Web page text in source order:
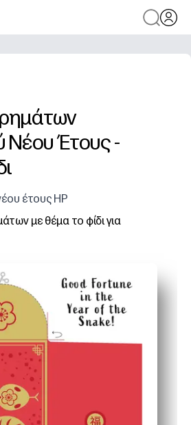
Νέου Έτους -
έτους HP
με θέμα το φίδι για